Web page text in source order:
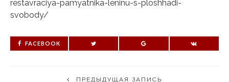
restavraciya-pamyatnika-leninu-s-ploshhadi-
svobody/
FACEBOOK
ПРЕДЫДУЩАЯ ЗАПИСЬ